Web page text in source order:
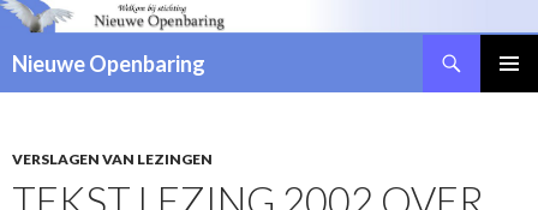
Nieuwe Openbaring
SPRINGEN
VERSLAGEN VAN LEZINGEN